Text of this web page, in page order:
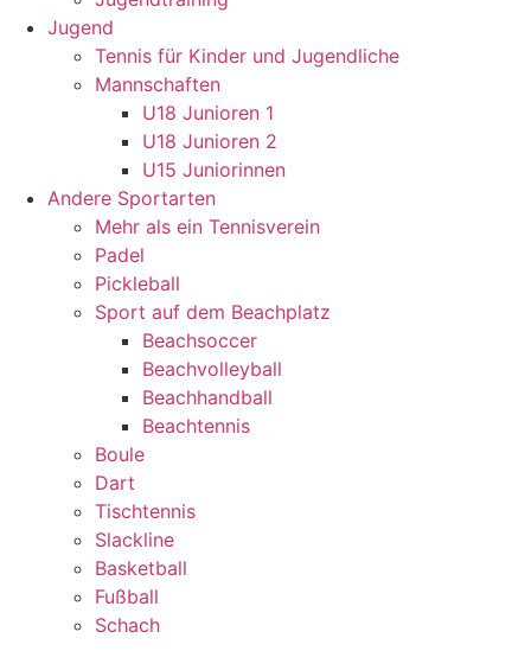
Jugend
Tennis für Kinder und Jugendliche
Mannschaften
U18 Junioren 1
U18 Junioren 2
U15 Juniorinnen
Andere Sportarten
Mehr als ein Tennisverein
Padel
Pickleball
Sport auf dem Beachplatz
Beachsoccer
Beachvolleyball
Beachhandball
Beachtennis
Boule
Dart
Tischtennis
Slackline
Basketball
Fußball
Schach